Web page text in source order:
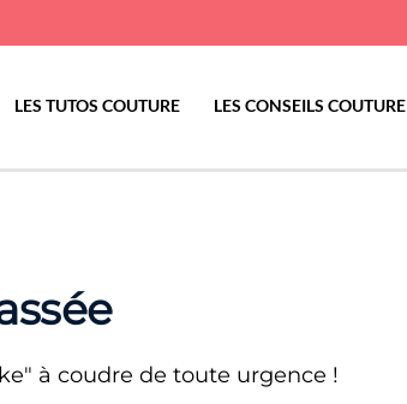
LES TUTOS COUTURE LES CONSEILS COUTURE
à coudre de toute urgence !